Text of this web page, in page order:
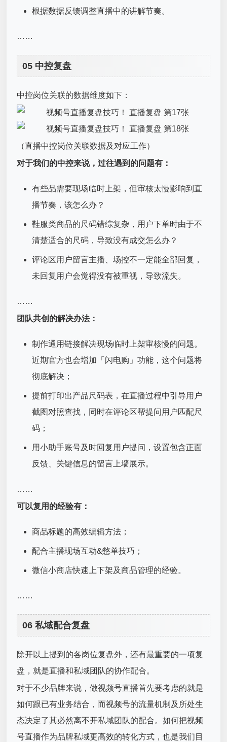
根据数据反馈调整直播中的讲解节奏。
……
05 中控复盘
中控岗位关联的数据维度如下：
（直播中控岗位关联数据及对应工作）
对于我们的中控来说，过往遇到的问题有：
有些品需要现场临时上架，但审核太慢影响到直
播节奏，该怎么办？
鞋服类商品的尺码错综复杂，用户下单时由于不
清楚适合的尺码，导致没有成交怎么办？
评论区用户留言主播、场控不一定能全部回复，
未回复用户会觉得没有被重视，导致流失。
……
团队共创的解决办法：
制作通用链接解决现场临时上架审核慢的问题。
近期官方也会增加「闪电购」功能，这个问题将
彻底解决；
提前打印出产品尺码表，在直播过程中引导用户
截图对照查找，同时在评论区帮提问用户匹配尺
码；
用小助手账号及时回复用户提问，设置包含正面
反馈、关键信息的留言上墙展示。
……
可以复用的经验有：
商品标题的高效编辑方法；
配合主播现场互动&憋单技巧；
微信小商店快速上下架及商品管理的经验。
……
06 私域配合复盘
除开以上提到的各岗位复盘外，还有最重要的一项复
盘，就是直播和私域团队的协作配合。
对于不少品牌来说，做视频号直播首先要考虑的就是
如何跟已有业务结合，而视频号的流量机制及所处生
态决定了其必然离不开私域团队的配合。如何把视频
号直播作为品牌私域更高效的转化方式，也是我们目